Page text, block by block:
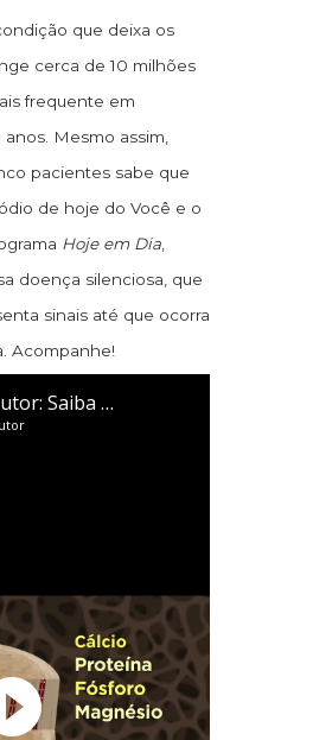
que deixa os
cerca de 10 milhões
frequente em
Mesmo assim,
pacientes sabe que
de hoje do Você e o
Hoje em Dia,
doença silenciosa, que
sinais até que ocorra
Acompanhe!